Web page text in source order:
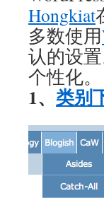
Hongkiat
多数使用
认的设
个性化。
1、 类别